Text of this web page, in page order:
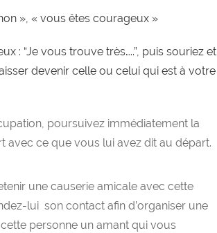
», « vous êtes courageux »
: “Je vous trouve très…..”, puis souriez et
devenir celle ou celui qui est à votre
poursuivez immédiatement la
ce que vous lui avez dit au départ.
une causerie amicale avec cette
lui son contact afin d’organiser une
personne un amant qui vous